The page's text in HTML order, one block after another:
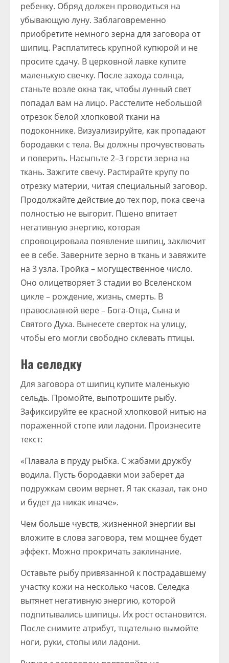
ребенку. Обряд должен проводиться на
убывающую луну. Заблаговременно
приобретите немного зерна для заговора от
шипиц. Расплатитесь крупной купюрой и не
просите сдачу. В церковной лавке купите
маленькую свечку. После захода солнца,
станьте возле окна так, чтобы лунный свет
попадал вам на лицо. Расстелите небольшой
отрезок белой хлопковой ткани на
подоконнике. Визуализируйте, как пропадают
бородавки с тела. Вы должны прочувствовать
и поверить. Насыпьте 2–3 горсти зерна на
ткань. Зажгите свечу. Растирайте крупу по
отрезку материи, читая специальный заговор.
Продолжайте действие до тех пор, пока свеча
полностью не выгорит. Пшено впитает
негативную энергию, которая
спровоцировала появление шипиц, заключит
ее в себе. Заверните зерно в ткань и завяжите
на 3 узла. Тройка – могущественное число.
Оно олицетворяет 3 стадии во Вселенском
цикле – рождение, жизнь, смерть. В
православной вере – Бога-Отца, Сына и
Святого Духа. Вынесете сверток на улицу,
чтобы его могли свободно склевать птицы.
На селедку
Для заговора от шипиц купите маленькую
сельдь. Промойте, выпотрошите рыбу.
Зафиксируйте ее красной хлопковой нитью на
пораженной стопе или ладони. Произнесите
текст:
«Плавала в пруду рыбка. С жабами дружбу
водила. Пусть бородавки мои заберет да
подружкам своим вернет. Я так сказал, так оно
и будет да никак иначе».
Чем больше чувств, жизненной энергии вы
вложите в слова заговора, тем мощнее будет
эффект. Можно прокричать заклинание.
Оставьте рыбу привязанной к пострадавшему
участку кожи на несколько часов. Селедка
вытянет негативную энергию, которой
подпитывались шипицы. Их рост остановится.
После снимите атрибут, тщательно вымойте
ноги, руки, стопы или ладони.